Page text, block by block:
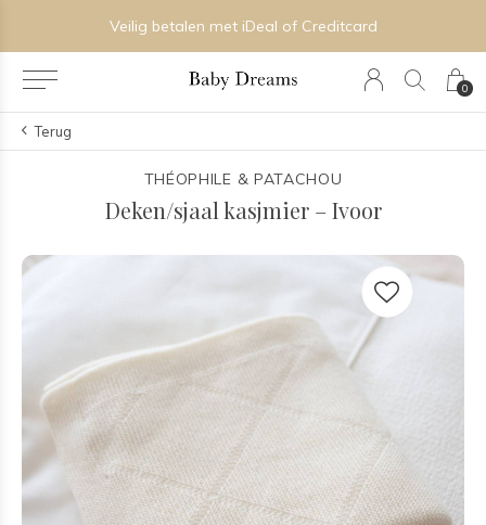
0
Veilig betalen met iDeal of Creditcard
Terug
THÉOPHILE & PATACHOU
Deken/sjaal kasjmier – Ivoor